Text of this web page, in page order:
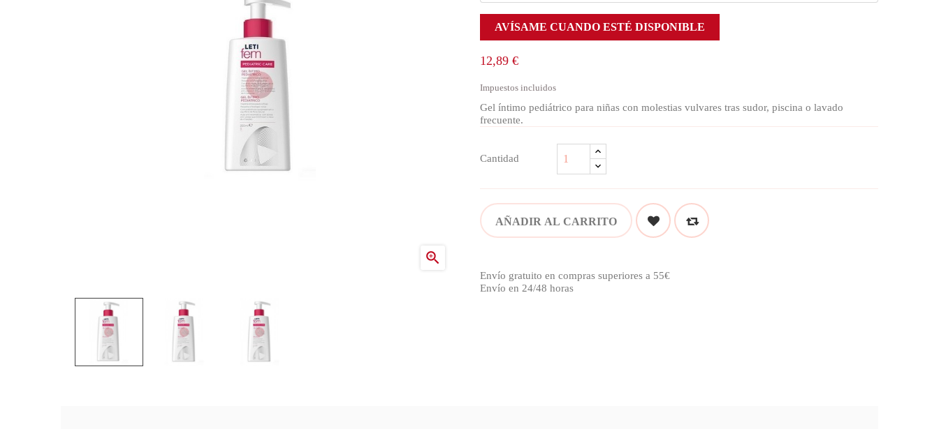

AVÍSAME CUANDO ESTÉ DISPONIBLE
12,89 €
Impuestos incluidos
Gel íntimo pediátrico para niñas con molestias vulvares tras sudor, piscina o lavado
frecuente.
Cantidad
AÑADIR AL CARRITO
Envío gratuito en compras superiores a 55€
Envío en 24/48 horas